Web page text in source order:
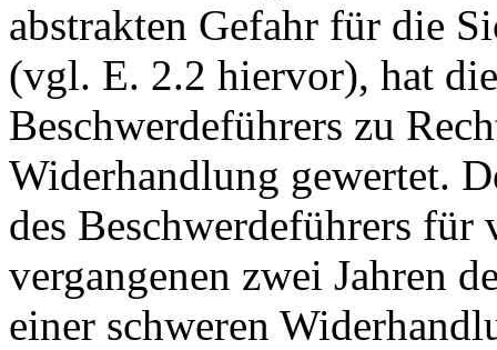
abstrakten Gefahr für die
(vgl. E. 2.2 hiervor), hat
Beschwerdeführers zu
Widerhandlung gewertet.
des Beschwerdeführers
vergangenen zwei Jahren
einer schweren